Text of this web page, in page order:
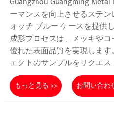
ーマンスを向上させるステ
ォッチ ブルー ケースを提供
成形プロセスは、メッキや
優れた表面品質を実現しま
ェクトのサンプルをリクエス
もっと見る >> お問い合わ